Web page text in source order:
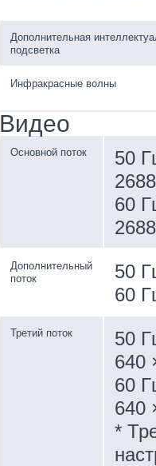
Дополнительная
подсветка
Инфракрасные волны
Видео
Основной поток
50
60
Дополнительный
поток
50
60
Третий поток
50
640
60
640
*